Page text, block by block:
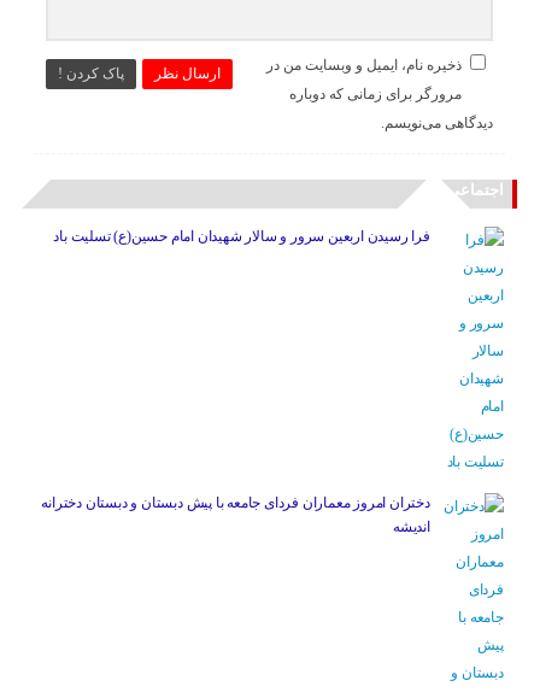
ارسال نظر پاک کردن !
ذخیره نام، ایمیل و وبسایت من در
مرورگر برای زمانی که دوباره
دیدگاهی می‌نویسم.
اجتماعی
فرا رسیدن اربعین سرور و سالار شهیدان امام حسین(ع) تسلیت باد
دختران امروز معماران فردای جامعه با پیش دبستان و دبستان دخترانه
اندیشه